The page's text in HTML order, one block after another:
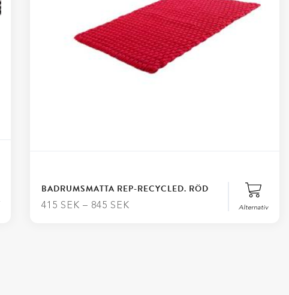
BADRUMSMATTA REP-RECYCLED. RÖD
415 SEK – 845 SEK Alternativ